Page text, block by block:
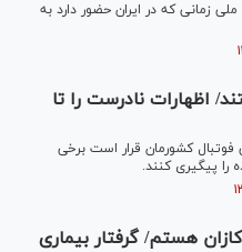
زمانی که در ایران حضور دارد به
اظهارات نادرست را تا
فوتبال کشورمان قرار است برخی
پیگیری کنند.
هستم/ گرفتار بیماری